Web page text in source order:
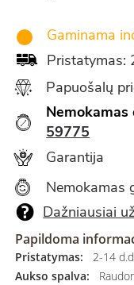
Gaminama
Pristatymas:
Papuošalų
59775
Garantija
Nemokamas
Dažniausiai
Papildoma
Pristatymas:
2-14
Aukso spalva: